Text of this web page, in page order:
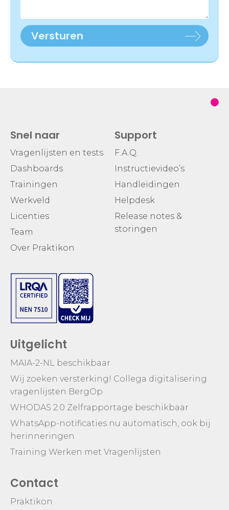
Versturen
Snel naar
Vragenlijsten en tests
Dashboards
Trainingen
Werkveld
Licenties
Team
Over Praktikon
Support
F.A.Q.
Instructievideo’s
Handleidingen
Helpdesk
Release notes &
storingen
Uitgelicht
MAIA-2-NL beschikbaar
Wij zoeken versterking! Collega digitalisering
vragenlijsten BergOp
WHODAS 2.0 Zelfrapportage beschikbaar
WhatsApp-notificaties nu automatisch, ook bij
herinneringen
Training Werken met Vragenlijsten
Contact
Praktikon